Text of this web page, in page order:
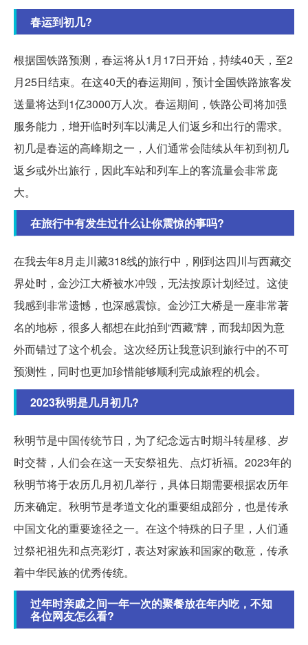
春运到初几?
根据国铁路预测，春运将从1月17日开始，持续40天，至2
月25日结束。在这40天的春运期间，预计全国铁路旅客发
送量将达到1亿3000万人次。春运期间，铁路公司将加强
服务能力，增开临时列车以满足人们返乡和出行的需求。
初几是春运的高峰期之一，人们通常会陆续从年初到初几
返乡或外出旅行，因此车站和列车上的客流量会非常庞
大。
在旅行中有发生过什么让你震惊的事吗?
在我去年8月走川藏318线的旅行中，刚到达四川与西藏交
界处时，金沙江大桥被水冲毁，无法按原计划经过。这使
我感到非常遗憾，也深感震惊。金沙江大桥是一座非常著
名的地标，很多人都想在此拍到“西藏”牌，而我却因为意
外而错过了这个机会。这次经历让我意识到旅行中的不可
预测性，同时也更加珍惜能够顺利完成旅程的机会。
2023秋明是几月初几?
秋明节是中国传统节日，为了纪念远古时期斗转星移、岁
时交替，人们会在这一天安祭祖先、点灯祈福。2023年的
秋明节将于农历几月初几举行，具体日期需要根据农历年
历来确定。秋明节是孝道文化的重要组成部分，也是传承
中国文化的重要途径之一。在这个特殊的日子里，人们通
过祭祀祖先和点亮彩灯，表达对家族和国家的敬意，传承
着中华民族的优秀传统。
过年时亲戚之间一年一次的聚餐放在年内吃，不知
各位网友怎么看?